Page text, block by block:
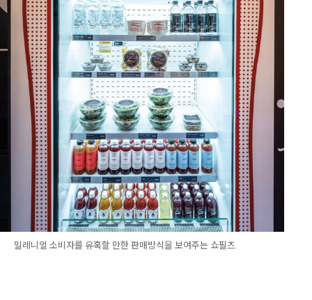
밀레니얼 소비자를 유혹할 만한 판매방식을 보여주는 쇼필즈.